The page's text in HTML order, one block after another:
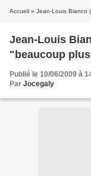
Accueil » Jean-Louis Bianco
Jean-Louis
"beaucoup
Publié le 10/06/2009 à
Par Jocegaly